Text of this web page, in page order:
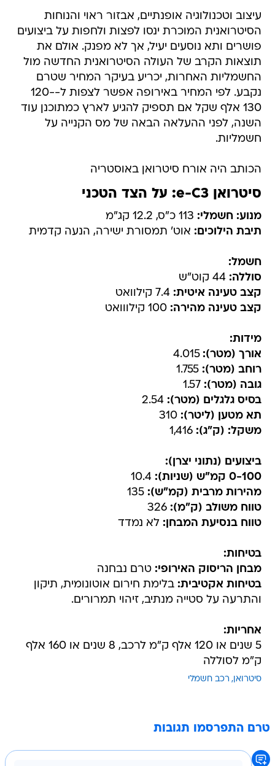
עיצוב וטכנולוגיה אופנתיים, אבזור ראוי והנוחות
הסיטרואנית המוכרת ינסו לפצות ולחפות על ביצועים
פושרים ותא נוסעים יעיל, אך לא מפנק. אולם את
תוצאות הקרב של העולה הסיטרואנית החדשה מול
החשמליות האחרות, יכריע בעיקר המחיר שטרם
נקבע. לפי המחיר באירופה אפשר לצפות ל-120-
130 אלף שקל אם תספיק להגיע לארץ כמתוכנן עוד
השנה, לפני ההעלאה הבאה של מס הקנייה על
חשמליות.
הכותב היה אורח סיטרואן באוסטריה
סיטרואן e-C3: על הצד הטכני
מנוע: חשמלי:
תיבת הילוכים: אוט' תמסורת ישירה, הנעה קדמית
חשמל:
סוללה:
קצב טעינה איטית:
קצב טעינה מהירה: 100 קילווואט
מידות:
אורך (מטר): 4.015
רוחב (מטר): 1.755
גובה (מטר):
בסיס גלגלים (מטר):
תא מטען (ליטר): 310
משקל: (ק"ג): 1,416
ביצועים (נתוני יצרן):
0-100 קמ"ש (שניות):
מהירות מרבית (קמ"ש): 135
טווח משולב (ק"מ): 326
טווח בנסיעת המבחן: לא נמדד
בטיחות:
מבחן הריסוק האירופי: טרם נבחנה
בטיחות אקטיבית: בלימת חירום אוטונומית, תיקון
והתרעה על סטייה מנתיב, זיהוי תמרורים.
אחריות:
5 שנים או 120 אלף ק"מ לרכב, 8 שנים או 160 אלף
ק"מ לסוללה
סיטרואן רכב חשמלי
טרם התפרסמו תגובות